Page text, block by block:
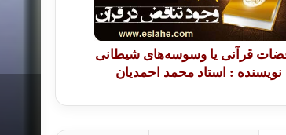
قرآنی یا وسوسه‌های شیطانی
نویسنده : استاد محمد احمدیان